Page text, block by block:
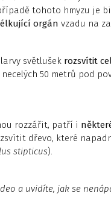
tohoto hmyzu je
orgán vzadu na
světlušek rozsvítit
50 metrů pod
rozzářit, patří i
dřevo, které
stipticus).
a uvidíte, jak se